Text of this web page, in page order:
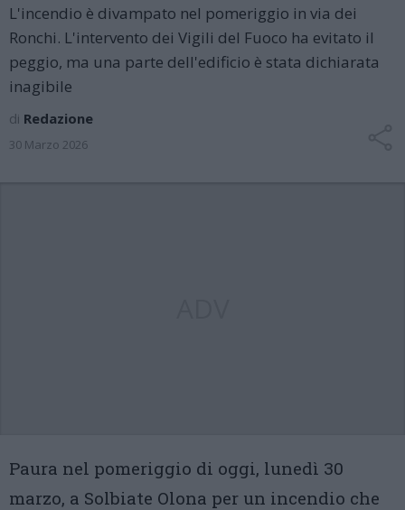
L'incendio è divampato nel pomeriggio in via dei
Ronchi. L'intervento dei Vigili del Fuoco ha evitato il
peggio, ma una parte dell'edificio è stata dichiarata
inagibile
di Redazione
30 Marzo 2026
Paura nel pomeriggio di oggi, lunedì 30
marzo, a Solbiate Olona per un incendio che